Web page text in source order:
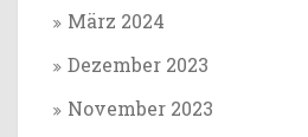
März 2024
Dezember 2023
November 2023